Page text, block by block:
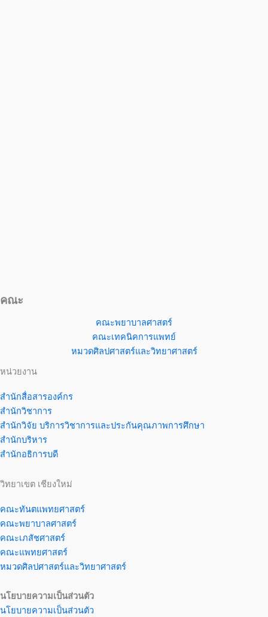
คณะ
คณะพยาบาลศาสตร์
คณะเทคนิคการแพทย์
หมวดศิลปศาสตร์และวิทยาศาสตร์
หน่วยงาน
สำนักสื่อสารองค์กร
สำนักวิชาการ
สำนักวิจัย บริการวิชาการและประกันคุณภาพการศึกษา
สำนักบริหาร
สำนักอธิการบดี
วิทยาเขต เชียงใหม่
คณะทันตแพทยศาสตร์
คณะพยาบาลศาสตร์
คณะเภสัชศาสตร์
คณะแพทยศาสตร์
หมวดศิลปศาสตร์และวิทยาศาสตร์
นโยบายความเป็นส่วนตัว
นโยบายความเป็นส่วนตัว